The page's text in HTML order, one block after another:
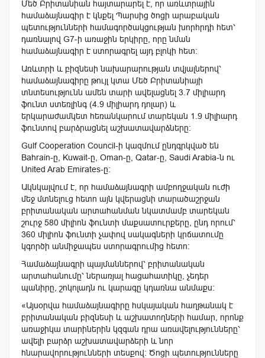
Մեծ Բրիտանիան հայտարարել է, որ առևտրային
համաձայնագիր է կնքել Պարսից ծոցի արաբական
պետությունների համագործակցության խորհրդի հետ՝
դառնալով G7-ի առաջին երկիրը, որը նման
համաձայնագիր է ստորագրել այդ բլոկի հետ։
Առևտրի և բիզնեսի նախարարության տվյալներով՝
համաձայնագիրը թույլ կտա Մեծ Բրիտանիայի
տնտեսությունն ամեն տարի ավելացնել 3.7 միլիարդ
ֆունտ ստեռլինգ (4.9 միլիարդ դոլար) և
երկարաժամկետ հեռանկարում տարեկան 1.9 միլիարդ
ֆունտով բարձրացնել աշխատավարձները։
Gulf Cooperation Council-ի կազմում ընդգրկված են
Bahrain-ը, Kuwait-ը, Oman-ը, Qatar-ը, Saudi Arabia-ն ու
United Arab Emirates-ը։
Ակնկալվում է, որ համաձայնագրի ամբողջական ուժի
մեջ մտնելուց հետո այն կվերացնի տարածաշրջան
բրիտանական արտահանման նկատմամբ տարեկան
շուրջ 580 միլիոն ֆունտի մաքսատուրքերը, ընդ որում՝
360 միլիոն ֆունտի չափով սակագների կրճատումը
կգործի անմիջապես ստորագրումից հետո։
Համաձայնագրի պայմաններով՝ բրիտանական
արտահանումը՝ ներառյալ հացահատիկը, չեդեր
պանիրը, շոկոլադն ու կարագը կդառնա անմաքս։
«Այսօրվա համաձայնագիրը հսկայական հաղթանակ է
բրիտանական բիզնեսի և աշխատողների համար, որոնք
առաջիկա տարիներին կզգան դրա առավելությունները՝
ավելի բարձր աշխատավարձերի և նոր
հնարավորությունների տեսքով: Ծոցի պետությունները